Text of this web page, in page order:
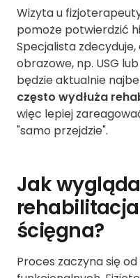
Wizyta u
pomoże potwierdzić
Specjalista
obrazowe, np. USG
będzie aktualnie
często wydłuża
więc lepiej
"samo przejdzie".
Jak
ścięgna?
Proces zaczyna się